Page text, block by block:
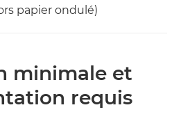
papier ondulé)
minimale et
requis